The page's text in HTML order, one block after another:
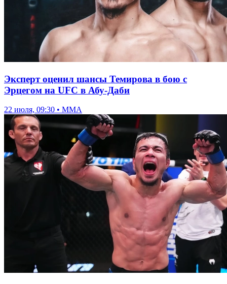
Эксперт оценил шансы Темирова в бою с
Эрцегом на UFC в Абу-Даби
22 июля, 09:30 • ММА